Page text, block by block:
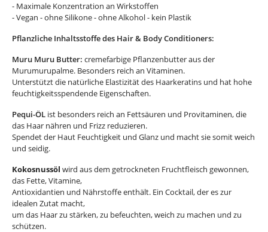
- Maximale Konzentration an Wirkstoffen
- Vegan - ohne Silikone - ohne Alkohol - kein Plastik
Pflanzliche Inhaltsstoffe des Hair & Body Conditioners:
Muru Muru Butter: cremefarbige Pflanzenbutter aus der
Murumurupalme. Besonders reich an Vitaminen.
Unterstützt die natürliche Elastizität des Haarkeratins und hat hohe
feuchtigkeitsspendende Eigenschaften.
Pequi-ÖL ist besonders reich an Fettsäuren und Provitaminen, die
das Haar nähren und Frizz reduzieren.
Spendet der Haut Feuchtigkeit und Glanz und macht sie somit weich
und seidig.
Kokosnussöl wird aus dem getrockneten Fruchtfleisch gewonnen,
das Fette, Vitamine,
Antioxidantien und Nährstoffe enthält. Ein Cocktail, der es zur
idealen Zutat macht,
um das Haar zu stärken, zu befeuchten, weich zu machen und zu
schützen.